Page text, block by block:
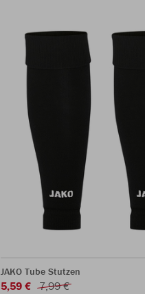
JAKO Tube Stutzen
5,59 € 7,99 €